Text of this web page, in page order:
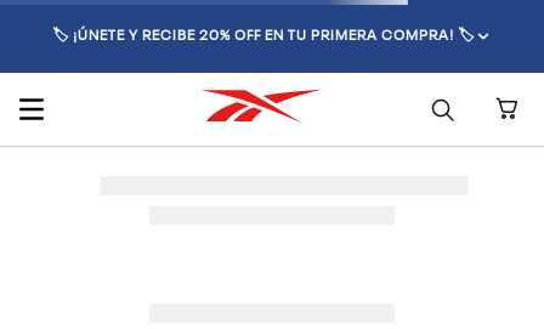
🏷️ ¡ÚNETE Y RECIBE 20% OFF EN TU PRIMERA COMPRA! 🏷️